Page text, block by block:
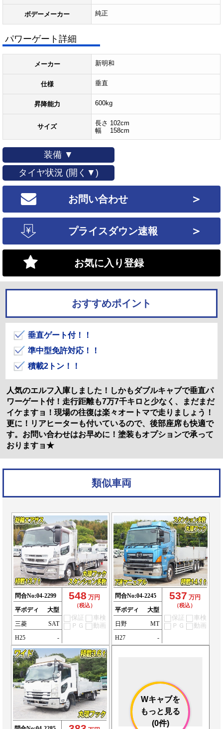
ボデーメーカー 純正
パワーゲート詳細
メーカー 新明和
仕様 垂直
昇降能力 600kg
サイズ
長さ 102cm
幅 158cm
装備 ▼
タイヤ状況 (開く▼)
お問い合わせ ＞
プライスダウン速報 ＞
お気に入り登録
おすすめポイント
垂直ゲート付！！
準中型免許対応！！
積載2トン！！
人気のエルフ入庫しました！しかもダブルキャブで垂直パ
ワーゲート付！走行距離も7万7千キロと少なく、まだまだ
イケますョ！現場の往復は楽々オートマで走りましょう！
更に！リアヒーターも付いているので、後部座席も快適で
す。お問い合わせはお早めに！塗装もオプションで承って
おりますョ★
類似車両
問合No:04-2299
平ボディ
大型
三菱
SAT
H25
-
548 万円
（税込）
保証
車検
ＰＧ
動画
問合No:04-2245
平ボディ
大型
日野
MT
H27
-
537 万円
（税込）
保証
車検
ＰＧ
動画
Wキャブを
もっと見る
(0件)